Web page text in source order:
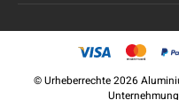
©Urheberrechte2026